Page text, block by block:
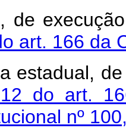
de
art. 166 da
estadual,
do art.
nº